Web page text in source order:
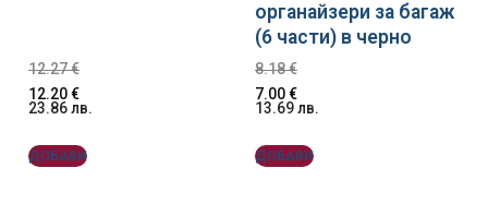
12.27€
12.20€
23.86лв.
ДОБАВИ
органайзери за багаж
(6 части) в черно
8.18€
7.00€
13.69лв.
ДОБАВИ